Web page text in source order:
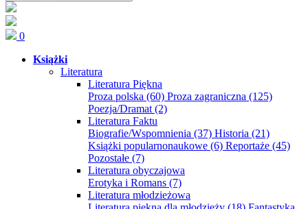
0
Książki
Literatura
Literatura Piękna
Proza polska (60) Proza zagraniczna (125)
Poezja/Dramat (2)
Literatura Faktu
Biografie/Wspomnienia (37) Historia (21)
Książki popularnonaukowe (6) Reportaże (45)
Pozostałe (7)
Literatura obyczajowa
Erotyka i Romans (7)
Literatura młodzieżowa